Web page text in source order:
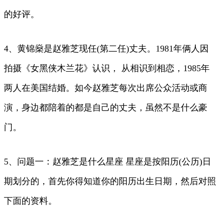
的好评。
4、黄锦燊是赵雅芝现任(第二任)丈夫。1981年俩人因
拍摄《女黑侠木兰花》认识， 从相识到相恋，1985年
两人在美国结婚。如今赵雅芝每次出席公众活动或商
演，身边都陪着的都是自己的丈夫，虽然不是什么豪
门。
5、问题一：赵雅芝是什么星座 星座是按阳历(公历)日
期划分的，首先你得知道你的阳历出生日期，然后对照
下面的资料。